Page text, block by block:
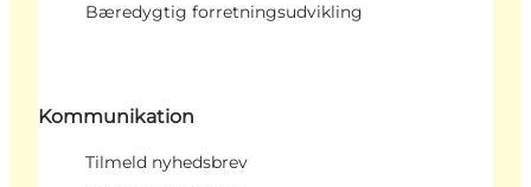
Bæredygtig forretningsudvikling
Kommunikation
Tilmeld nyhedsbrev